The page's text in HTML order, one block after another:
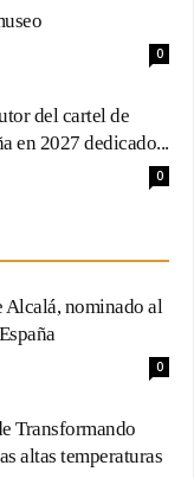
0
del cartel de
en 2027 dedicado...
0
Alcalá, nominado al
0
Transformando
altas temperaturas